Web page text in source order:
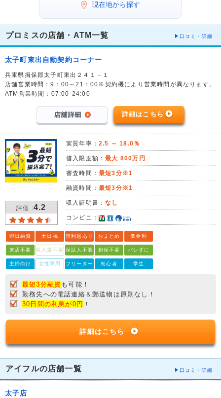
現在地から探す
プロミスの店舗・ATM一覧 口コミ・詳細
太子町東出自動契約コーナー
兵庫県揖保郡太子町東出２４１－１
店舗営業時間：9：00～21：00※契約機により営業時間が異なります。
ATM営業時間：07:00-24:00
詳細はこちら
評価 :4.2
実質年率： 2.5 ～ 18.0％
借入限度額：最大 800万円
審査時間： 最短3分※1
融資時間： 最短3分※1
収入証明書：なし
コンビニ：
即日融資 土日祝 無利息あり おまとめ 低金利
来店不要 収入書不要 保証人不要 担保不要 バレずに
主婦向け 女性専用 フリーター 初心者 学生
最短3分融資 も可能！
勤務先への電話連絡＆郵送物は原則なし！
30日間の利息が0円 ！
詳細はこちら
アイフルの店舗一覧 口コミ・詳細
太子店